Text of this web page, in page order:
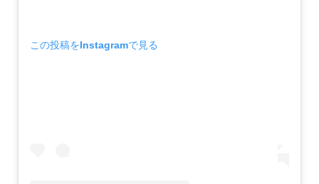
この投稿をInstagramで見る